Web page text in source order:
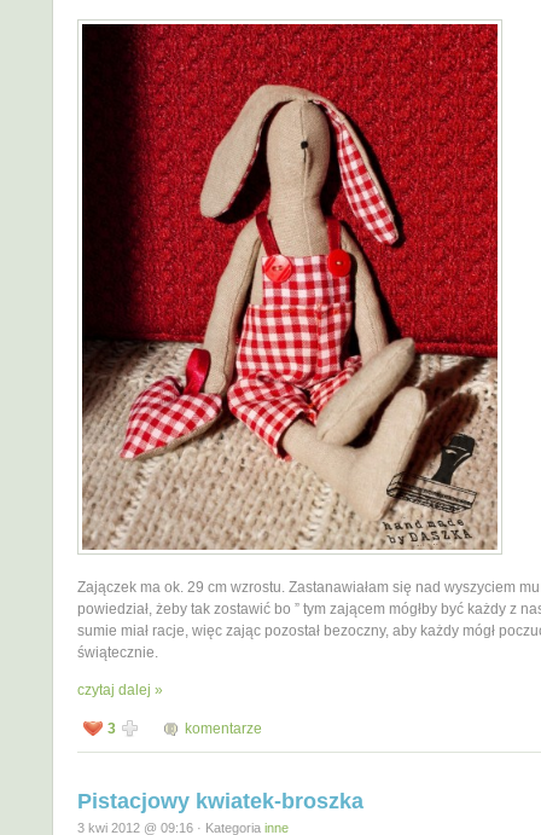
Zajączek ma ok. 29 cm wzrostu. Zastanawiałam się nad wyszyciem
powiedział, żeby tak zostawić bo ” tym zającem mógłby być każdy z
sumie miał racje, więc zając pozostał bezoczny, aby każdy mógł
świątecznie.
czytaj dalej »
3 komentarze
Pistacjowy kwiatek-broszka
3 kwi 2012 @ 09:16 · Kategoria inne